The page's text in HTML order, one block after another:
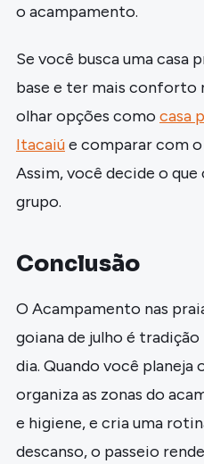
o acampamento.
Se você busca uma casa
base e ter mais conforto
olhar opções como casa
Itacaiúe comparar com
Assim, você decide o
grupo.
Conclusão
O Acampamento nas
goiana de julho é
dia. Quando você planeja
organiza as zonas do
e higiene, e cria uma
descanso, o passeio